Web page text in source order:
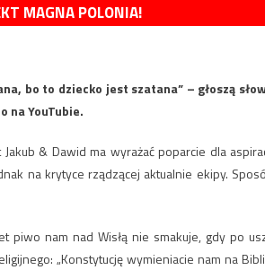
MAGNA POLONIA!
bo to dziecko jest szatana” – głoszą
na YouTubie.
& Dawid ma wyrażać poparcie dla
na krytyce rządzącej aktualnie ekipy.
piwo nam nad Wisłą nie smakuje, gdy po
„Konstytucję wymieniacie nam na